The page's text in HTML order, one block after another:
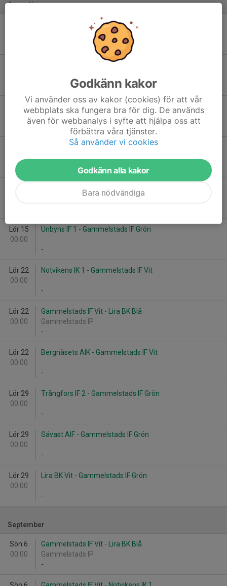
Augusti
Notvikens IK 1 - Gammelstads IF Vit
Sunderby SK 2 - Gammelstads IF Vit
Gammelstads IF Vit - Bergnäsets AIK
Gammelstads IP
-
00:00
Gammelstads IF Grön - Sävast AIF
Gammelstads IP
Gammelstads IF Grön - Lira BK Vit
Gammelstads IP
Lör 15
00:00
Unbyns IF 1 - Gammelstads IF Grön
-
Lör 22
00:00
Notvikens IK 1 - Gammelstads IF Vit
-
Lör 22
00:00
Gammelstads IF Vit - Lira BK Blå
Gammelstads IP
-
Lör 22
00:00
Bergnäsets AIK - Gammelstads IF Vit
-
Lör 29
00:00
Trångfors IF 2 - Gammelstads IF Grön
-
Lör 29
00:00
Sävast AIF - Gammelstads IF Grön
-
Lör 29
00:00
Lira BK Vit - Gammelstads IF Grön
-
September
Sön 6
00:00
Gammelstads IF Vit - Lira BK Blå
Gammelstads IP
-
Godkänn kakor
Vi använder oss av kakor (cookies) för att vår
webbplats ska fungera bra för dig. De används
även för webbanalys i syfte att hjälpa oss att
förbättra våra tjänster.
Så använder vi cookies
Godkänn alla kakor
Bara nödvändiga